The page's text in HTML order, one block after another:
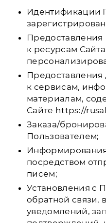
Идентификации
Предоставления
к ресурсам
Предоставления
к сервисам,
материалам,
Сайте https://
Заказа/
Пользователем;
посредством
писем;
Установления с
обратной связи,
уведомлений,